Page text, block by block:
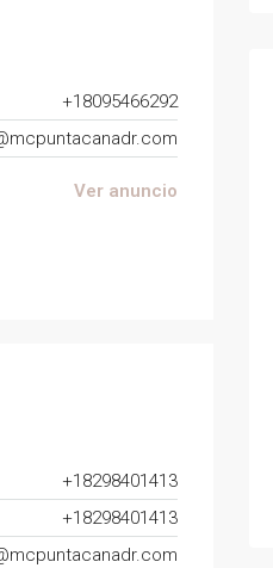
+18095466292
Ver anuncio
+18298401413
+18298401413